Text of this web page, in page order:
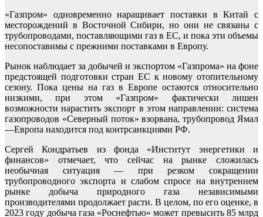
«Газпром» одновременно наращивает поставки в Китай с
месторождений в Восточной Сибири, но они не связаны с
трубопроводами, поставляющими газ в ЕС, и пока эти объемы
несопоставимы с прежними поставками в Европу.
Рынок наблюдает за добычей и экспортом «Газпрома» на фоне
предстоящей подготовки стран ЕС к новому отопительному
сезону. Пока цены на газ в Европе остаются относительно
низкими, при этом «Газпром» фактически лишен
возможности нарастить экспорт в этом направлении: система
газопроводов «Северный поток» взорвана, трубопровод Ямал
—Европа находится под контрсанкциями РФ.
Сергей Кондратьев из фонда «Институт энергетики и
финансов» отмечает, что сейчас на рынке сложилась
необычная ситуация — при резком сокращении
трубопроводного экспорта и слабом спросе на внутреннем
рынке добыча природного газа независимыми
производителями продолжает расти. В целом, по его оценке, в
2023 году добыча газа «Роснефтью» может превысить 85 млрд